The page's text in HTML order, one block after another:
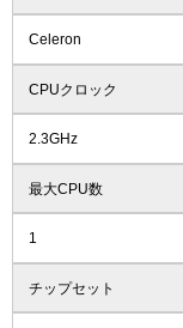
Celeron
CPUクロック
2.3GHz
最大CPU数
1
チップセット